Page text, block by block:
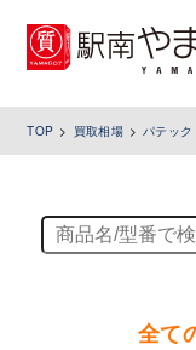
TOP 買取相場 パテッ
全て